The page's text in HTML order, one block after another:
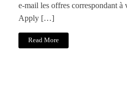
e-mail les offres correspondant
Apply […]
Read More